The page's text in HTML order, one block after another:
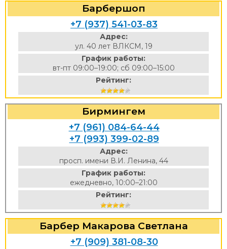
Барбершоп
+7 (937) 541-03-83
Адрес:
ул. 40 лет ВЛКСМ, 19
График работы:
вт-пт 09:00–19:00; сб 09:00–15:00
Рейтинг:
Бирмингем
+7 (961) 084-64-44
+7 (993) 399-02-89
Адрес:
просп. имени В.И. Ленина, 44
График работы:
ежедневно, 10:00–21:00
Рейтинг:
Барбер Макарова Светлана
+7 (909) 381-08-30